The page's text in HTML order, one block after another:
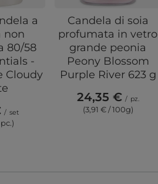
a
non
80/58
-
Cloudy
/ set
Candela di soia
profumata in vetro
grande peonia
Peony Blossom
Purple River 623 g
24,35 € / pz.
(3,91 € / 100g)